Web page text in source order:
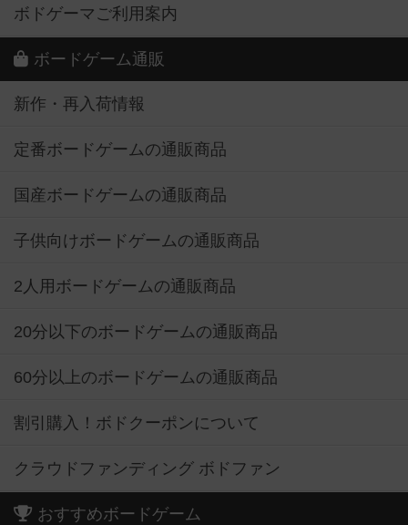
ボドゲーマご利用案内
ボードゲーム通販
新作・再入荷情報
定番ボードゲームの通販商品
国産ボードゲームの通販商品
子供向けボードゲームの通販商品
2人用ボードゲームの通販商品
20分以下のボードゲームの通販商品
60分以上のボードゲームの通販商品
割引購入！ボドクーポンについて
クラウドファンディング ボドファン
おすすめボードゲーム